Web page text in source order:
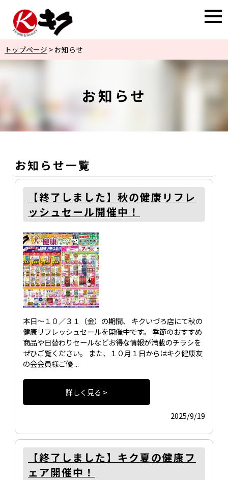
トップページ > お知らせ
お知らせ
お知らせ一覧
【終了しました】秋の健康リフレ
ッシュセール開催中！
本日～１０／３１（金）の期間、 キクいづろ店にて秋の
健康リフレッシュセールを開催中です。 季節のおすすめ
商品や日替わりセールなどお得な情報が満載のチラシを
ぜひご覧ください。 また、１０月１日からはキク健康友
の会会員様ご優 ...
詳しく見る >
2025/9/19
【終了しました】キク夏の健康フ
ェア開催中！